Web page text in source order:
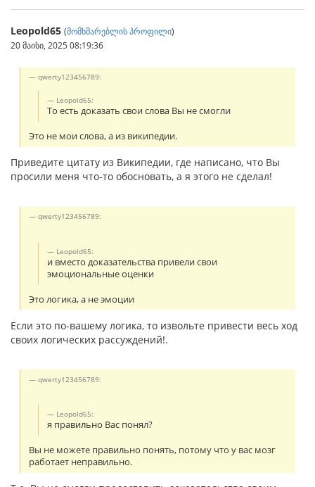
Leopold65 (მომხმარებლის პროფილი)
20 მაისი, 2025 08:19:36
qwerty123456789:
Leopold65:
То есть доказать свои слова Вы не смогли
Это не мои слова, а из википедии.
Приведите цитату из Википедии, где написано, что Вы
просили меня что-то обосновать, а я этого не сделал!
qwerty123456789:
Leopold65:
и вместо доказательства привели свои
эмоциональные оценки
Это логика, а не эмоции
Если это по-вашему логика, то извольте привести весь ход
своих логических рассуждений!.
qwerty123456789:
Leopold65:
я правильно Вас понял?
Вы не можете правильно понять, потому что у вас мозг
работает неправильно.